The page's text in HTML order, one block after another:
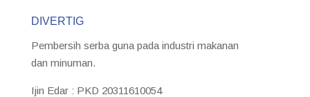
DIVERTIG
Pembersih serba guna pada industri makanan
dan minuman.
Ijin Edar : PKD 20311610054